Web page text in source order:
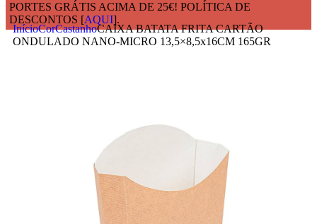
PORTES GRÁTIS ACIMA DE 25€! POLÍTICA DE
DESCONTOS [AQUI].
InícioCorCastanhoCAIXA BATATA FRITA CARTÃO
ONDULADO NANO-MICRO 13,5×8,5x16CM 165GR